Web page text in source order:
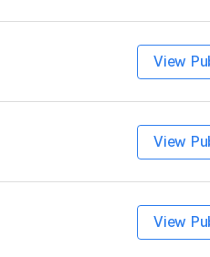
View
View
View